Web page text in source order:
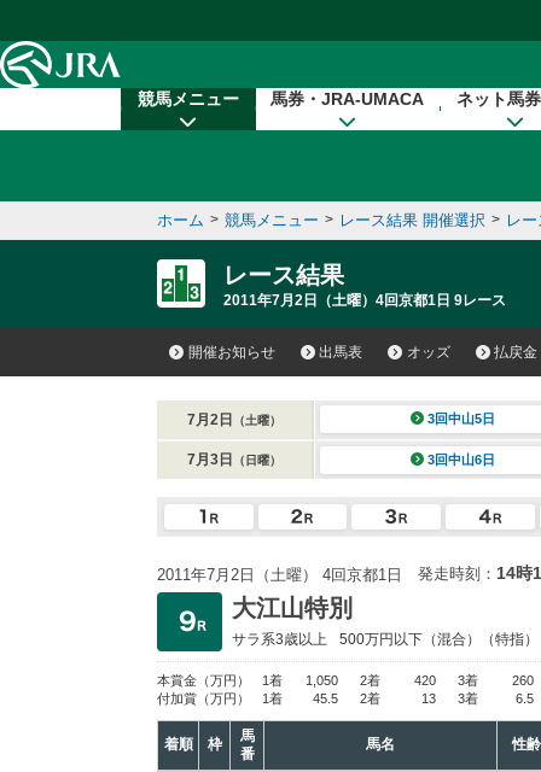
競馬メニュー 馬券・JRA-UMACA ネット馬
ホーム > 競馬メニュー > レース結果 開催選択 > レ
レース結果
2011年7月2日（土曜）4回京都1日 9レース
開催お知らせ 出馬表 オッズ 払戻金
7月2日 （土曜） 3回中山5日
7月3日 （日曜） 3回中山6日
2011年7月2日（土曜） 4回京都1日 発走時刻： 14時
大江山特別
サラ系3歳以上 500万円以下 （混合）（特指）
本賞金 （万円） 1着 1,050 2着 420 3着
260
付加賞 （万円） 1着 45.5 2着 13 3着 6.5
着順 枠
馬
番
馬名 性齢